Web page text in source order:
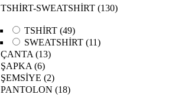
TSHİRT-SWEATSHİRT (130)
TSHİRT (49)
SWEATSHİRT (11)
ÇANTA (13)
ŞAPKA (6)
ŞEMSİYE (2)
PANTOLON (18)